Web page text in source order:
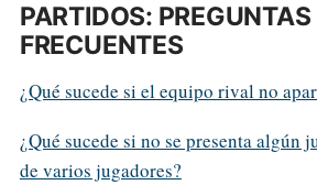
PARTIDOS: PREGUNTAS
FRECUENTES
¿Qué sucede si el equipo rival no
¿Qué sucede si no se presenta algún
de varios jugadores?